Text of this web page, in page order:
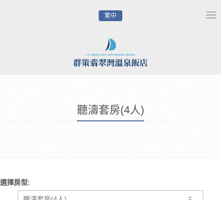
繁中
聽濤套房(4人)
選擇房型: